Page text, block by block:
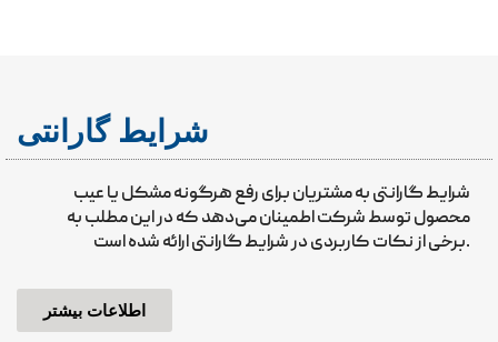
شرایط گارانتی
شرایط گارانتی به مشتریان برای رفع هرگونه مشکل یا عیب
محصول توسط شرکت اطمینان می‌دهد که در این مطلب به
برخی از نکات کاربردی در شرایط گارانتی ارائه شده است.
اطلاعات بیشتر